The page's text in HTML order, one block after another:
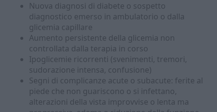
Nuova diagnosi di diabete o sospetto
diagnostico emerso in ambulatorio o dalla
glicemia capillare
Aumento persistente della glicemia non
controllata dalla terapia in corso
Ipoglicemie ricorrenti (svenimenti, tremori,
sudorazione intensa, confusione)
Segni di complicanze acute o subacute: ferite al
piede che non guariscono o si infettano,
alterazioni della vista improvvise o lenta ma